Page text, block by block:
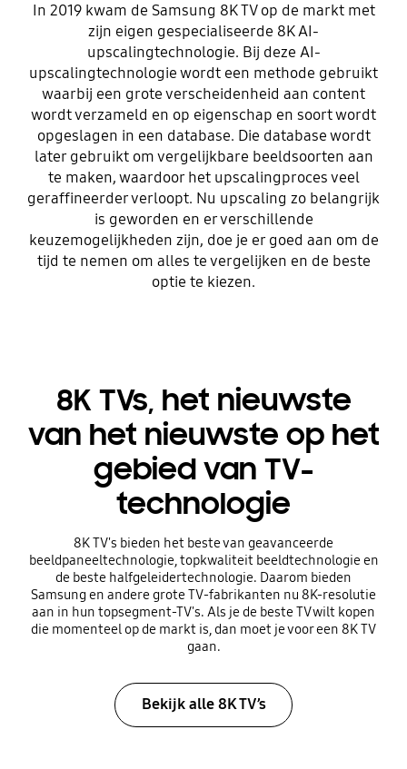
In 2019 kwam de Samsung 8K TV op de markt met
zijn eigen gespecialiseerde 8K AI-
upscalingtechnologie. Bij deze AI-
upscalingtechnologie wordt een methode gebruikt
waarbij een grote verscheidenheid aan content
wordt verzameld en op eigenschap en soort wordt
opgeslagen in een database. Die database wordt
later gebruikt om vergelijkbare beeldsoorten aan
te maken, waardoor het upscalingproces veel
geraffineerder verloopt. Nu upscaling zo belangrijk
is geworden en er verschillende
keuzemogelijkheden zijn, doe je er goed aan om de
tijd te nemen om alles te vergelijken en de beste
optie te kiezen.
8K TVs, het nieuwste
van het nieuwste op het
gebied van TV-
technologie
8K TV's bieden het beste van geavanceerde
beeldpaneeltechnologie, topkwaliteit beeldtechnologie en
de beste halfgeleidertechnologie. Daarom bieden
Samsung en andere grote TV-fabrikanten nu 8K-resolutie
aan in hun topsegment-TV's. Als je de beste TV wilt kopen
die momenteel op de markt is, dan moet je voor een 8K TV
gaan.
Bekijk alle 8K TV’s